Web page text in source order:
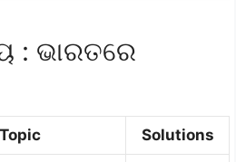
: ଭାରତରେ
Topic Solutions